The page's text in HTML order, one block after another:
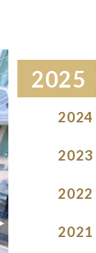
2025
2024
2023
2022
2021